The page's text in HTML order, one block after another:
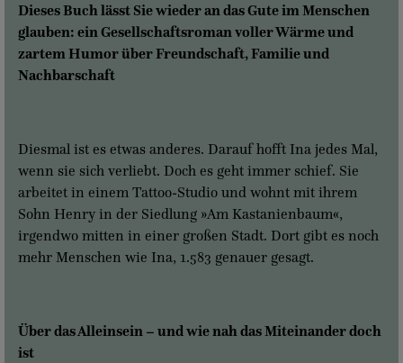
Dieses Buch lässt Sie wieder an das Gute im Menschen
glauben: ein Gesellschaftsroman voller Wärme und
zartem Humor über Freundschaft, Familie und
Nachbarschaft
Diesmal ist es etwas anderes. Darauf hofft Ina jedes Mal,
wenn sie sich verliebt. Doch es geht immer schief. Sie
arbeitet in einem Tattoo-Studio und wohnt mit ihrem
Sohn Henry in der Siedlung »Am Kastanienbaum«,
irgendwo mitten in einer großen Stadt. Dort gibt es noch
mehr Menschen wie Ina, 1.583 genauer gesagt.
Über das Alleinsein – und wie nah das Miteinander doch
ist